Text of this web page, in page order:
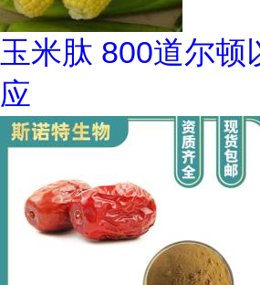
玉米肽 800道尔顿
应